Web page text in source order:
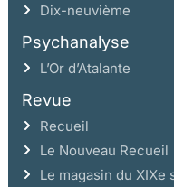
Dix-neuvième
Psychanalyse
L’Or d’Atalante
Revue
Recueil
Le Nouveau Recueil
Le magasin du XIXe